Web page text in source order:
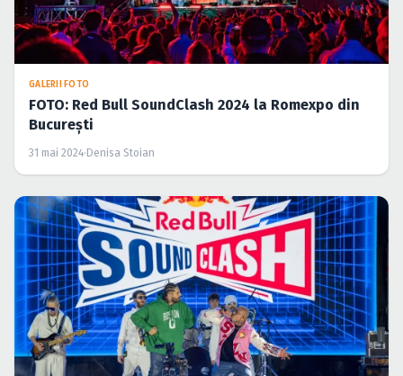
GALERII FOTO
FOTO: Red Bull SoundClash 2024 la Romexpo din
București
31 mai 2024· Denisa Stoian